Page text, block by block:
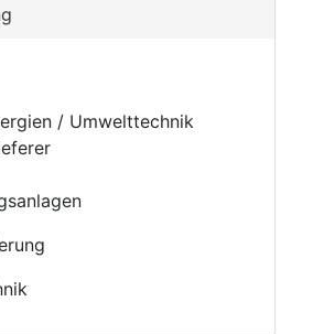
/ Umwelttechnik